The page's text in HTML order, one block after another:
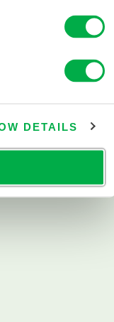
DETAILS